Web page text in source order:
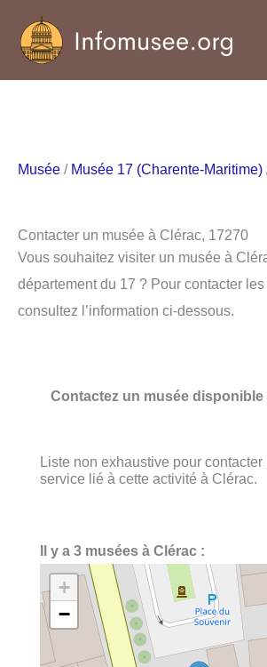
contenu
Musée / Musée 17 (Charente-Maritime)
Contacter un musée à Clérac, 17270
Vous souhaitez visiter un musée à
département du 17 ? Pour contacter
consultez l’information ci-dessous.
Contactez un musée disponible
Liste non exhaustive pour contacter
service lié à cette activité à Clérac.
Il y a 3 musées à Clérac :
+
−